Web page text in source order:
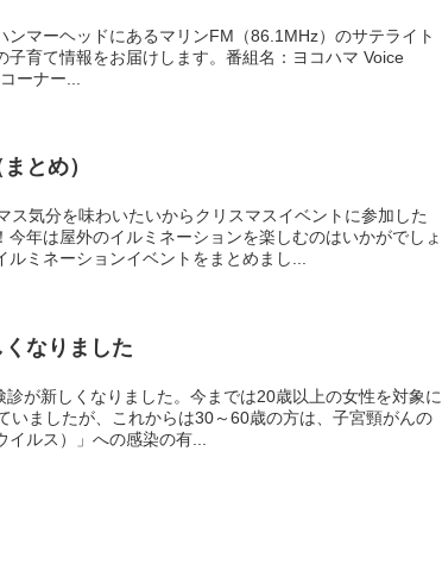
マーヘッドにあるマリンFM（86.1MHz）のサテライト
育て情報をお届けします。番組名：ヨコハマ Voice
ーナー...
とめ）
ス気分を味わいたいからクリスマスイベントに参加した
年は屋外のイルミネーションを楽しむのはいかがでしょ
ルミネーションイベントをまとめまし...
なりました
が新しくなりました。今までは20歳以上の女性を対象に
いましたが、これからは30～60歳の方は、子宮頸がんの
ルス）」への感染の有...